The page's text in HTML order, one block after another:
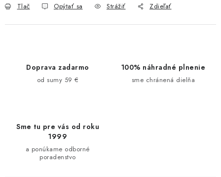
Tlač Opýtať sa Strážiť Zdieľať
Doprava zadarmo
od sumy 59 €
100% náhradné plnenie
sme chránená dielňa
Sme tu pre vás od roku
1999
a ponúkame odborné
poradenstvo